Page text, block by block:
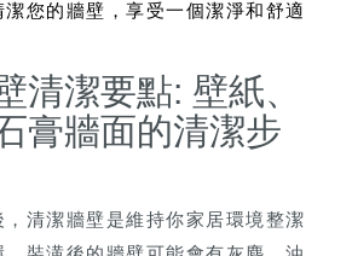
您的牆壁，享受一個潔淨和舒適
清潔要點: 壁紙、
膏牆面的清潔步
清潔牆壁是維持你家居環境整潔